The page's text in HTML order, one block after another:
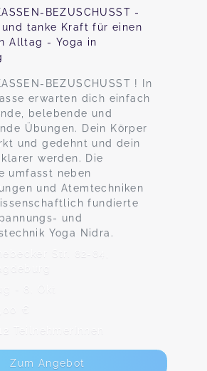
BEZUSCHUSST -
und tanke Kraft für einen
Alltag - Yoga in
BEZUSCHUSST ! In
erwarten dich einfach
belebende und
Übungen. Dein Körper
und gedehnt und dein
werden. Die
umfasst neben
und Atemtechniken
fundierte
und
Yoga Nidra.
Str. 82-84,
- 8. Okt
€
TeilnehmerInnen
Zum Angebot